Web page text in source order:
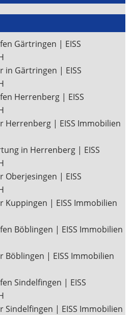
Gärtringen | EISS
in Gärtringen | EISS
Herrenberg | EISS
Herrenberg | EISS Immobilien
in Herrenberg | EISS
Oberjesingen | EISS
Kuppingen | EISS Immobilien
Böblingen | EISS Immobilien
Böblingen | EISS Immobilien
Sindelfingen | EISS
Sindelfingen | EISS Immobilien